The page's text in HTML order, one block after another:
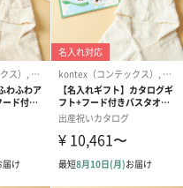
は、ニット生地を使用し、
うに工夫してあります。
めにとことんこだわったタ